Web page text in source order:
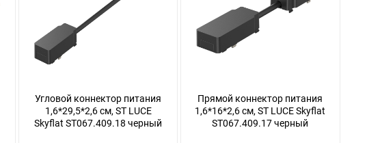
Угловой коннектор питания
1,6*29,5*2,6 см, ST LUCE
Skyflat ST067.409.18 черный
Прямой коннектор питания
1,6*16*2,6 см, ST LUCE Skyflat
ST067.409.17 черный